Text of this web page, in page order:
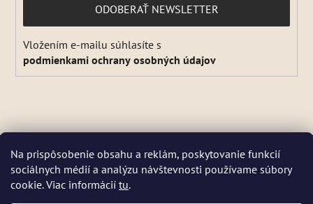
Na prispôsobenie obsahu a reklám, poskytovanie funkcií
sociálnych médií a analýzu návštevnosti používame súbory
cookie. Viac informácií tu.
DŇA 5 a 6 AUGUSTA NEBUDEME ODOSIELAŤ ŽIADNE ZÁSIELKY. ☀️
Letná prevádzka: Počas horúcich dní chránime kvalitu našich výrobkov,
PRIHLÁSIŤ
SA
ODOBERAŤ NEWSLETTER
Vložením e-mailu súhlasíte s
podmienkami ochrany osobných údajov
Vytvoril Shoptet
Copyright 2026 Kvitok. Všetky práva vyhradené.Upraviť
nastavenie cookies